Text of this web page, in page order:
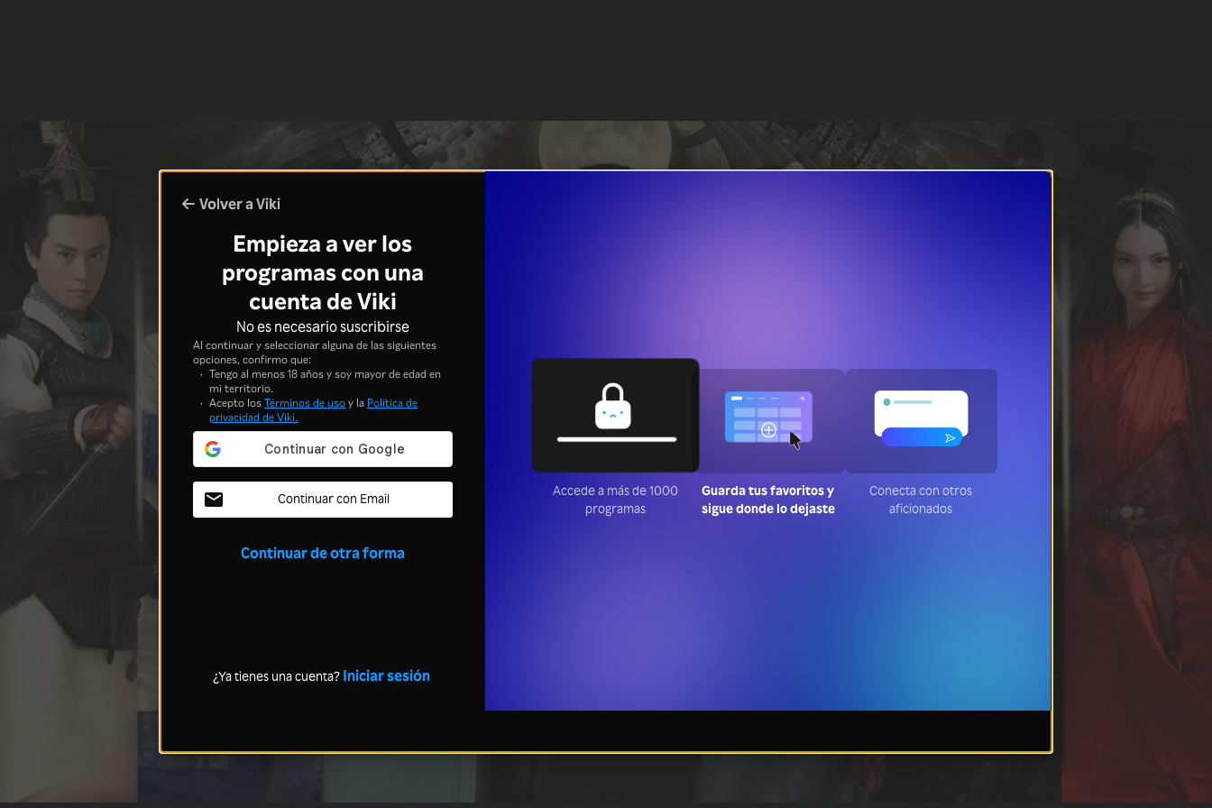
Volver a Viki
Empieza a ver los
programas con una
cuenta de Viki
No es necesario suscribirse
Al continuar y seleccionar alguna de las siguientes
opciones, confirmo que:
Tengo al menos 18 años y soy mayor de edad en
mi territorio.
Acepto losTérminos de usoy la Política de
privacidad de Viki.
Continuar con Email
Continuar de otra forma
¿Ya tienes una cuenta? Iniciar sesión
Accede a más de 1000
programas
Guarda tus favoritos y
sigue donde lo dejaste
Conecta con otros
aficionados